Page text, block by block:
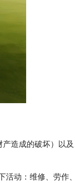
造成的破坏）以及
活动：维修、劳作、